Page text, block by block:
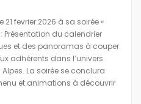
fevrier 2026 à sa soirée «
Présentation du calendrier
et des panoramas à couper
adhérents dans l’univers
La soirée se conclura
et animations à découvrir